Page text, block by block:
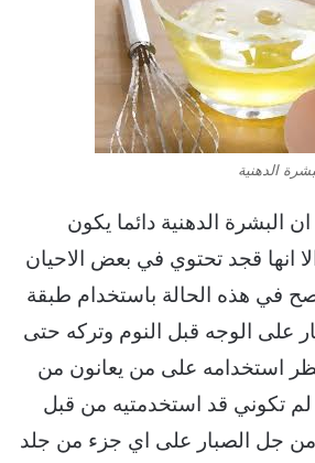
الدهنية
البشرة الدهنية دائما يكون
انها قجد تحتوي في بعض الاحيان
في هذه الحالة باستخدام طبقة
على الوجه قبل النوم وتركه حتى
استخدامه على من يعانون من
لم تكوني قد استخدمتيه من قبل
من جل الصبار على اي جزء من جلد